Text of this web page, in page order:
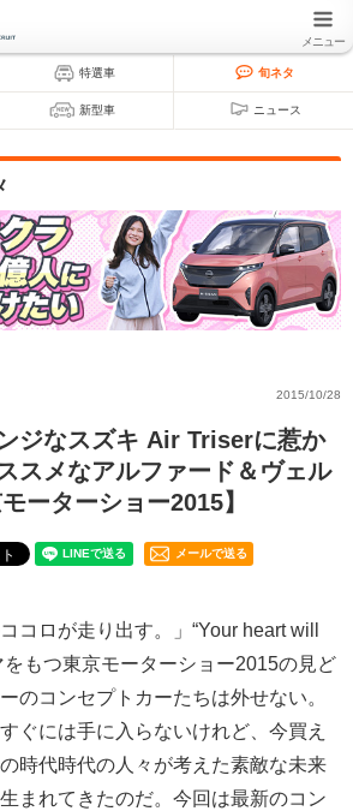
メニュー
特選車 旬ネタ
新型車 ニュース
2015/10/28
ジなスズキ Air Triserに惹か
スメなアルファード＆ヴェル
ーターショー2015】
メールで送る
コロが走り出す。」“Your heart will
をもつ東京モーターショー2015の見ど
のコンセプトカーたちは外せない。
ぐには手に入らないけれど、今買え
時代時代の人々が考えた素敵な未来
まれてきたのだ。今回は最新のコン